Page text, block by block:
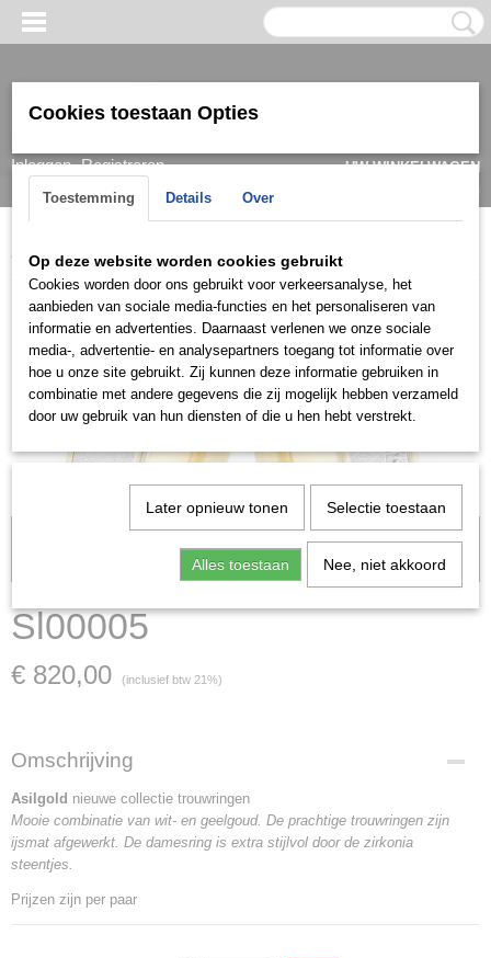
Inloggen Registreren
UW WINKELWAGEN
(0)
Home > > Trouwringen / Wedding Asil Gold
Let op: het kan voorkomen dat het product onlangs in de zaak is
verkocht; in dat geval nemen wij contact met u op.
Sl00005
€ 820,00 (inclusief btw 21%)
Omschrijving
Asilgold nieuwe collectie trouwringen
Mooie combinatie van wit- en geelgoud. De prachtige trouwringen zijn
ijsmat afgewerkt. De damesring is extra stijlvol door de zirkonia
steentjes.
Prijzen zijn per paar
Cookies toestaan Opties
Toestemming Details Over
Op deze website worden cookies gebruikt
Cookies worden door ons gebruikt voor verkeersanalyse, het
aanbieden van sociale media-functies en het personaliseren van
informatie en advertenties. Daarnaast verlenen we onze sociale
media-, advertentie- en analysepartners toegang tot informatie over
hoe u onze site gebruikt. Zij kunnen deze informatie gebruiken in
combinatie met andere gegevens die zij mogelijk hebben verzameld
door uw gebruik van hun diensten of die u hen hebt verstrekt.
Later opnieuw tonen Selectie toestaan
Alles toestaan Nee, niet akkoord